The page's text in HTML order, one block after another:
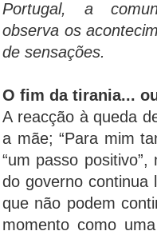
Portugal, a
observa os
de sensações.
O fim da tirania...
A reacção à queda
a mãe; “Para mim
“um passo
do governo
que não podem
momento como